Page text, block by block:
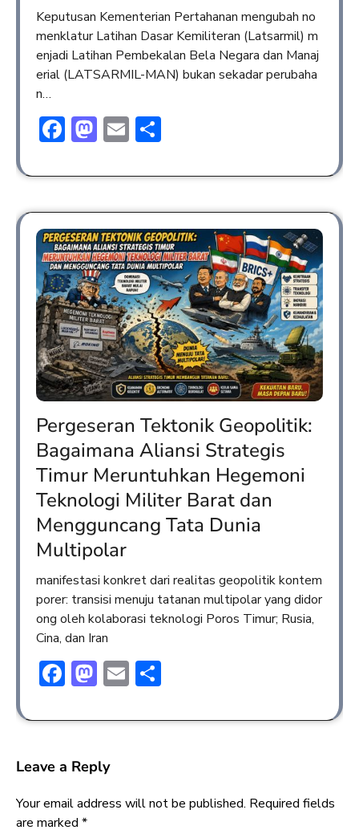
Keputusan Kementerian Pertahanan mengubah no
menklatur Latihan Dasar Kemiliteran (Latsarmil) m
enjadi Latihan Pembekalan Bela Negara dan Manaj
erial (LATSARMIL-MAN) bukan sekadar perubaha
n…
Facebook
Mastodon
Email
Pergeseran Tektonik Geopolitik:
Bagaimana Aliansi Strategis
Timur Meruntuhkan Hegemoni
Teknologi Militer Barat dan
Mengguncang Tata Dunia
Multipolar
manifestasi konkret dari realitas geopolitik kontem
porer: transisi menuju tatanan multipolar yang didor
ong oleh kolaborasi teknologi Poros Timur; Rusia,
Cina, dan Iran
Facebook
Mastodon
Email
Leave a Reply
Your email address will not be published. Required fields
are marked *